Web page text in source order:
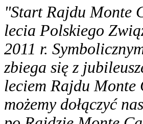
"Start Rajdu Monte
lecia Polskiego
2011 r.
zbiega się z
leciem Rajdu Monte
możemy dołączyć